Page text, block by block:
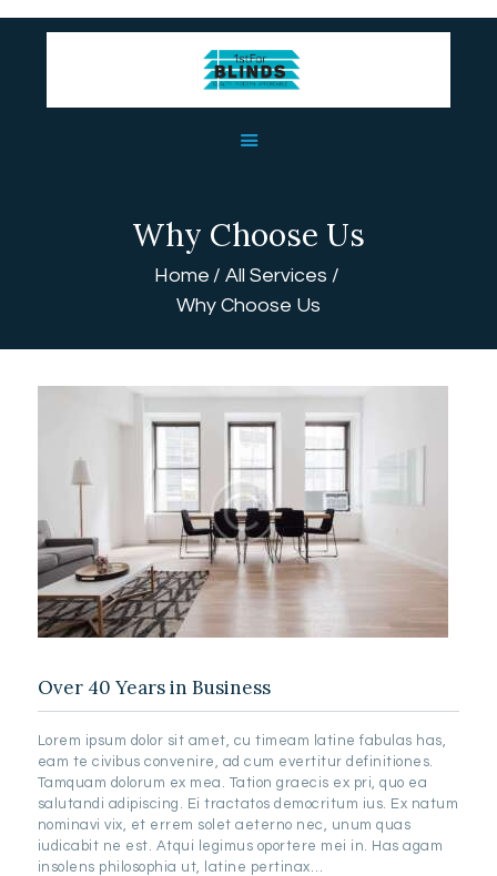
Why Choose Us
Home
All Services
Why Choose Us
USEFUL LINKS
CONTACT US
Over 40 Years in Business
Lorem ipsum dolor sit amet, cu timeam latine fabulas has,
eam te civibus convenire, ad cum evertitur definitiones.
Tamquam dolorum ex mea. Tation graecis ex pri, quo ea
salutandi adipiscing. Ei tractatos democritum ius. Ex natum
nominavi vix, et errem solet aeterno nec, unum quas
iudicabit ne est. Atqui legimus oportere mei in. Has agam
insolens philosophia ut, latine pertinax…